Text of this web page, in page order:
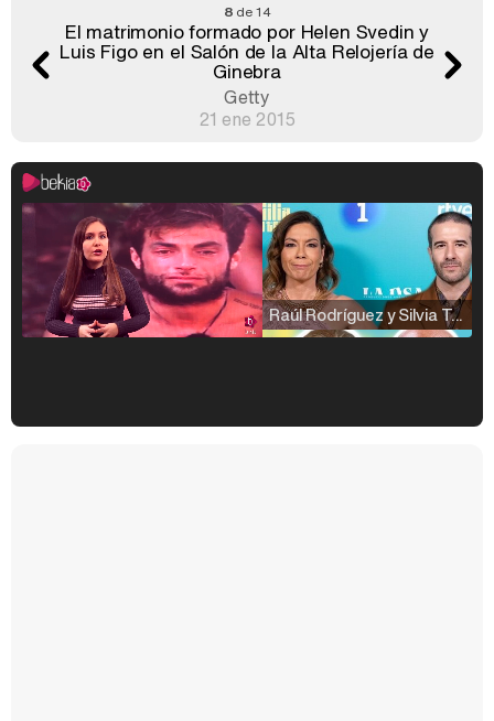
8 de 14
El matrimonio formado por Helen Svedin y
Luis Figo en el Salón de la Alta Relojería de
Ginebra
Getty
21 ene 2015
Raúl Rodríguez y Silvia Taulés nos cuentan su papel en 'La familia de la tele'